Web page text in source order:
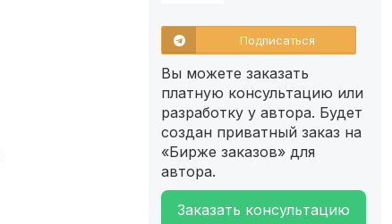
Подписаться
Вы можете заказать
платную консультацию или
разработку у автора. Будет
создан приватный заказ на
«Бирже заказов» для
автора.
Заказать консультацию